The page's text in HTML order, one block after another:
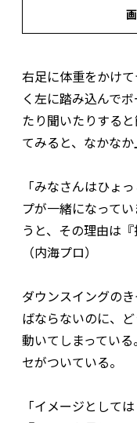
右足に体重をかけ
く左に踏み込んで
たり聞いたりする
てみると、なかな
「みなさんはひょ
プが一緒になって
うと、その理由は
（内海プロ）
ダウンスイングの
ばならないのに、
動いてしまってい
セがついている。
「イメージとして